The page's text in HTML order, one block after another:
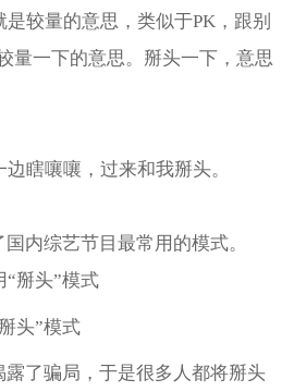
较量的意思，类似于PK，跟别
量一下的意思。掰头一下，意思
瞎嚷嚷，过来和我掰头。
内综艺节目最常用的模式。
“掰头”模式
头”模式
露了骗局，于是很多人都将掰头